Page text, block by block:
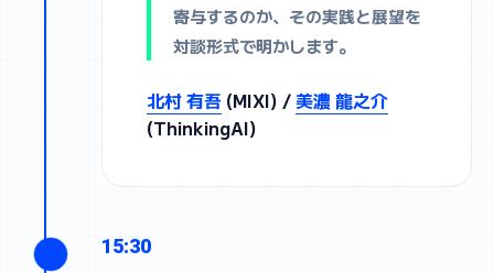
寄与するのか、その実践と展望を
対談形式で明かします。
北村 有吾 (MIXI) /美濃 龍之介
(ThinkingAI)
15:30